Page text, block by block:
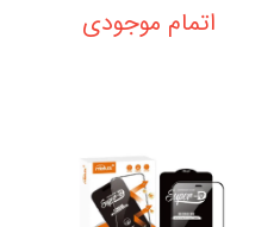
اتمام موجودی